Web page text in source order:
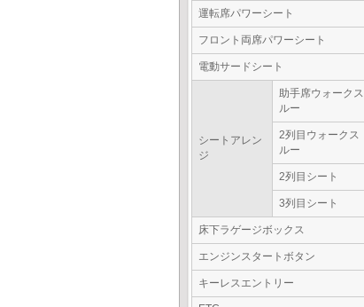
運転席パワーシート
フロント両席パワーシート
電動サードシート
シートアレン
ジ
助手席ウォークス
ルー
2列目ウォークス
ルー
2列目シート
3列目シート
床下ラゲージボックス
エンジンスタートボタン
キーレスエントリー